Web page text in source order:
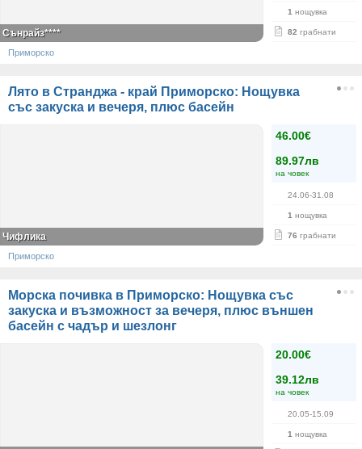
1 нощувка
82 грабнати
Сънрайз****
Приморско
Лято в Странджа - край Приморско: Нощувка
със закуска и вечеря, плюс басейн
46.00€
89.97лв
на човек
24.06-31.08
1 нощувка
76 грабнати
Чифлика
Приморско
Морска почивка в Приморско: Нощувка със
закуска и възможност за вечеря, плюс външен
басейн с чадър и шезлонг
20.00€
39.12лв
на човек
20.05-15.09
1 нощувка